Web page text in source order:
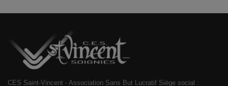
CES Saint-Vincent - Association Sans But Lucratif Siège social :